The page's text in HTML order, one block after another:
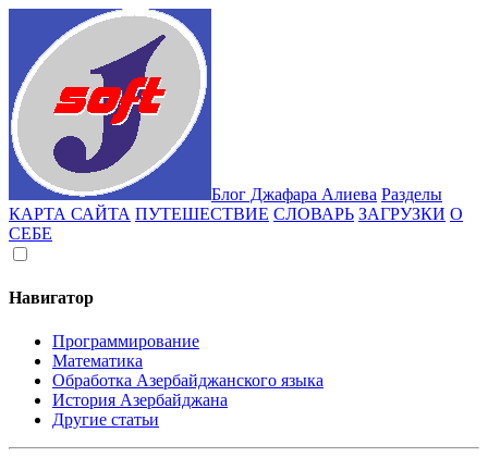
Блог Джафара Алиева Разделы
КАРТА САЙТА ПУТЕШЕСТВИЕ СЛОВАРЬ ЗАГРУЗКИ О
СЕБЕ
Навигатор
Программирование
Математика
Обработка Азербайджанского языка
История Азербайджана
Другие статьи